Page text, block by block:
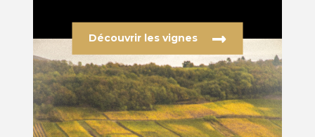
Découvrir les vignes